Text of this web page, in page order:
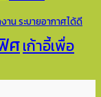
าน ระบายอากาศได้ดี
ศเก้าอี้เพื่อ